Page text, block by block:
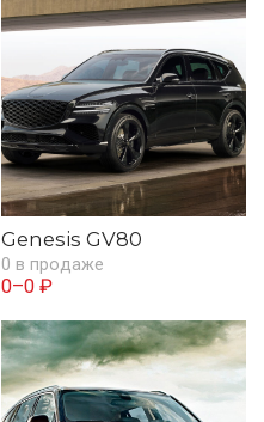
Genesis GV80
0 в продаже
0–0 ₽